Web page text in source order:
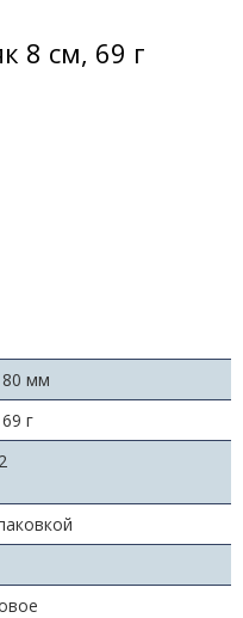
8 см, 69 г
мм
г